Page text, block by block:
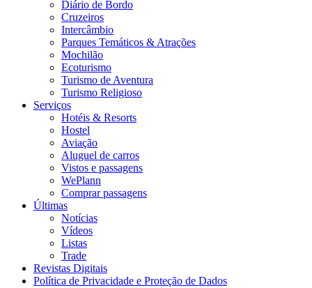
Diário de Bordo
Cruzeiros
Intercâmbio
Parques Temáticos & Atrações
Mochilão
Ecoturismo
Turismo de Aventura
Turismo Religioso
Serviços
Hotéis & Resorts
Hostel
Aviação
Aluguel de carros
Vistos e passagens
WePlann
Comprar passagens
Últimas
Notícias
Vídeos
Listas
Trade
Revistas Digitais
Política de Privacidade e Proteção de Dados